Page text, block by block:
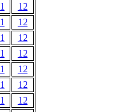
12
12
12
12
12
12
12